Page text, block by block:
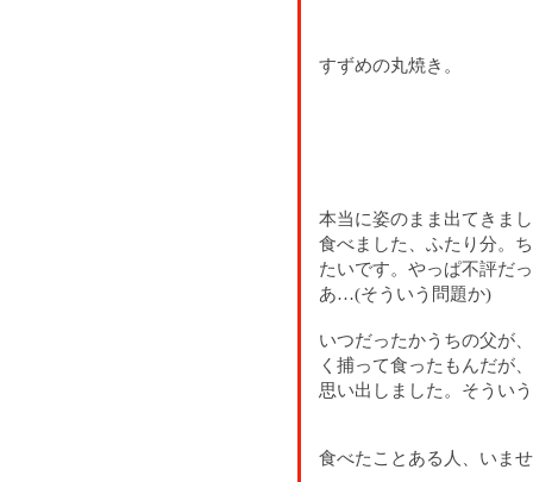
すずめの丸焼き。
本当に姿のまま出てきま
食べました、ふたり分。
たいです。やっぱ不評だ
あ…(そういう問題か)
いつだったかうちの父が
く捕って食ったもんだが
思い出しました。そうい
食べたことある人、いま